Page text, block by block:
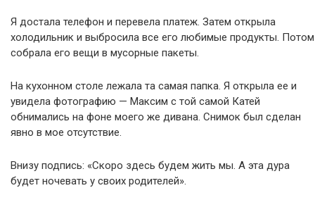
Я достала телефон и перевела платеж. Затем открыла
холодильник и выбросила все его любимые продукты. Потом
собрала его вещи в мусорные пакеты.
На кухонном столе лежала та самая папка. Я открыла ее и
увидела фотографию — Максим с той самой Катей
обнимались на фоне моего же дивана. Снимок был сделан
явно в мое отсутствие.
Внизу подпись: «Скоро здесь будем жить мы. А эта дура
будет ночевать у своих родителей».